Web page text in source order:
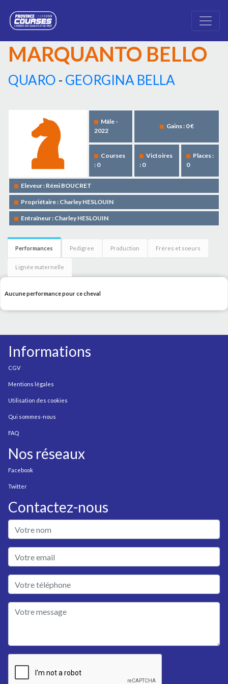
MARQUANTO BELLO
QUARO - GEORGINA BELLA
Mâle -
2022
Gains : 0 €
Courses
: 0
Victoires
: 0
Places :
0
Eleveur : Rémi BOUCRET
Propriétaire : Charley HESLOUIN
Entraîneur : Charley HESLOUIN
Performances Pedigree Production Frères et soeurs
Lignée maternelle
Aucune performance pour ce cheval
Informations
CGV
Mentions légales
Utilisation des cookies
Qui sommes-nous
FAQ
Nos réseaux
Facebook
Twitter
Contactez-nous